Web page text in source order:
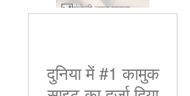
एंजेली नग्न महाराज #86
दुनिया में #1 कामुक